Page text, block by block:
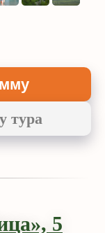
тура
5